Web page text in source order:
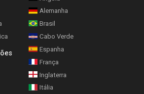
Alemanha
Brasil
Cabo Verde
Espanha
França
Inglaterra
Itália